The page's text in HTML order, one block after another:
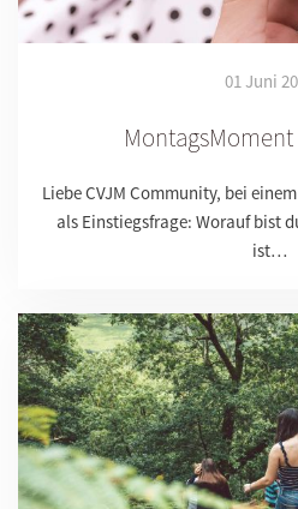
01 Juni
MontagsMoment
Liebe CVJM Community, bei
als Einstiegsfrage: Worauf bist
ist…